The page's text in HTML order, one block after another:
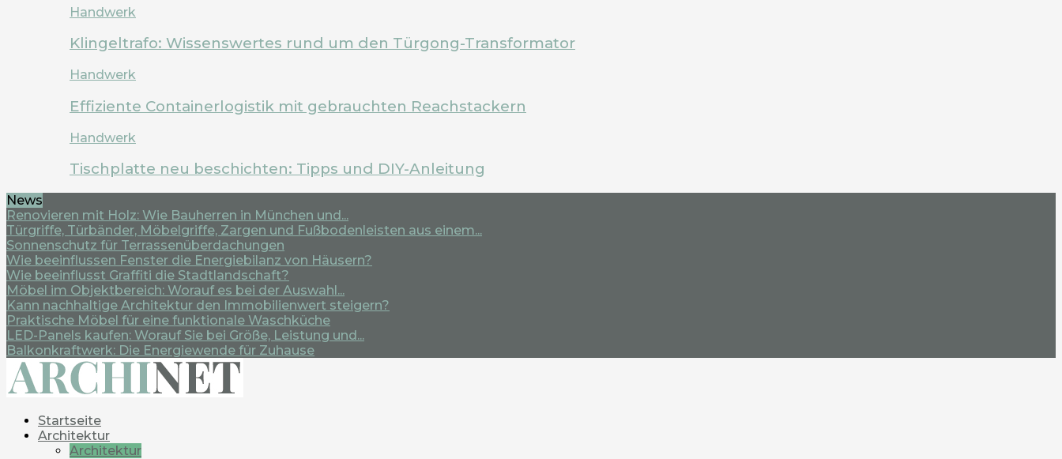
Handwerk
Klingeltrafo: Wissenswertes rund um den Türgong-Transformator
Handwerk
Effiziente Containerlogistik mit gebrauchten Reachstackern
Handwerk
Tischplatte neu beschichten: Tipps und DIY-Anleitung
News
Renovieren mit Holz: Wie Bauherren in München und...
Türgriffe, Türbänder, Möbelgriffe, Zargen und Fußbodenleisten aus einem...
Sonnenschutz für Terrassenüberdachungen
Wie beeinflussen Fenster die Energiebilanz von Häusern?
Wie beeinflusst Graffiti die Stadtlandschaft?
Möbel im Objektbereich: Worauf es bei der Auswahl...
Kann nachhaltige Architektur den Immobilienwert steigern?
Praktische Möbel für eine funktionale Waschküche
LED-Panels kaufen: Worauf Sie bei Größe, Leistung und...
Balkonkraftwerk: Die Energiewende für Zuhause
Startseite
Architektur
Architektur